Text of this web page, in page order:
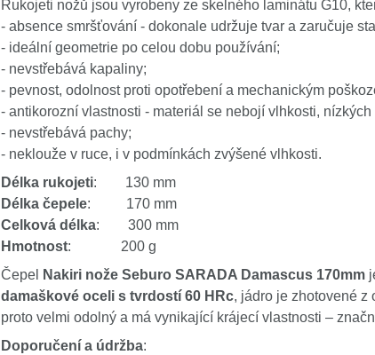
Rukojeti nožů jsou vyrobeny ze skelného laminátu G10,
- absence smršťování - dokonale udržuje tvar a zaručuje
- ideální geometrie po celou dobu používání;
- nevstřebává kapaliny;
- pevnost, odolnost proti opotřebení a mechanickým
- antikorozní vlastnosti - materiál se nebojí vlhkosti, nízkých
- nevstřebává pachy;
- neklouže v ruce, i v podmínkách zvýšené vlhkosti.
Délka rukojeti: 130 mm
Délka čepele: 170 mm
Celková délka: 300 mm
Hmotnost: 200 g
Čepel
Nakiri nože Seburo SARADA Damascus 170mm
damaškové oceli s tvrdostí 60 HRc, jádro je zhotovené z
proto velmi odolný a má vynikající krájecí vlastnosti –
Doporučení a údržba: